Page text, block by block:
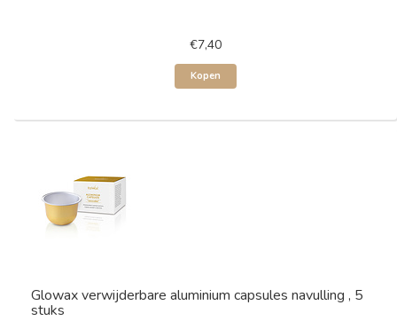
€7,40
Kopen
Glowax verwijderbare aluminium capsules navulling , 5
stuks